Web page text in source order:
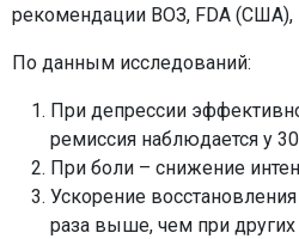
рекомендации ВОЗ, FDA (США),
По данным исследований:
При депрессии
ремиссия наблюдается у
При боли – снижение
Ускорение
раза выше, чем при других